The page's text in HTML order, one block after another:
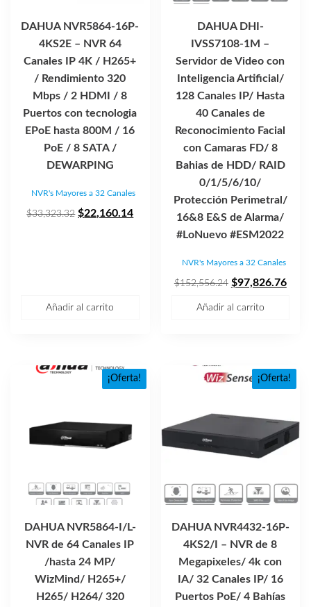
DAHUA NVR5864-16P-
4KS2E – NVR 64
Canales IP 4K / H265+
/ Rendimiento 320
Mbps / 2 HDMI / 8
Puertos con tecnologia
EPoE hasta 800M / 16
PoE / 8 SATA /
DEWARPING
NVR's Mayores a 32 Canales
$33,323.32 El
$22,160.14El
$22,160.14.
Añadir al carrito
DAHUA DHI-
IVSS7108-1M –
Servidor de Video con
Inteligencia Artificial/
128 Canales IP/ Hasta
40 Canales de
Reconocimiento Facial
con Camaras FD/ 8
Bahias de HDD/ RAID
0/1/5/6/10/
Protección Perimetral/
16&8 E&S de Alarma/
#LoNuevo #ESM2022
NVR's Mayores a 32 Canales
$152,556.24 El
$97,826.76El
Añadir al carrito
¡Oferta!
DAHUA NVR5864-I/L-
NVR de 64 Canales IP
/hasta 24 MP/
WizMind/ H265+/
H265/ H264/ 320
¡Oferta!
DAHUA NVR4432-16P-
4KS2/I – NVR de 8
Megapixeles/ 4k con
IA/ 32 Canales IP/ 16
Puertos PoE/ 4 Bahías